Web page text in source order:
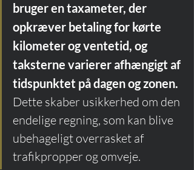
bruger en taxameter, der
opkræver betaling for kørte
kilometer og ventetid, og
taksterne varierer afhængigt af
tidspunktet på dagen og zonen.
Dette skaber usikkerhed om den
endelige regning, som kan blive
ubehageligt overrasket af
trafikpropper og omveje.